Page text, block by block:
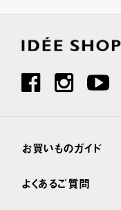
お買いものガイド
よくあるご質問